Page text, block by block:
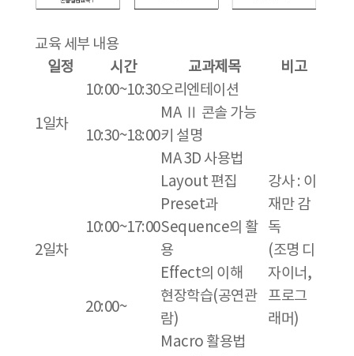
교육 세부 내용
일정
시간 교과제목 비고
1일차
10:00~10:30오리엔테이션
10:30~18:00
MA Ⅱ 콘솔 가능
키 설명
MA 3D 사용법
강사 : 이
재만 감
독
(조명 디
자이너,
프로그
래머)
2일차
10:00~17:00
Layout 편집
Preset과
Sequence의 활
용
Effect의 이해
20:00~
현장학습(공연관
람)
Macro 활용법